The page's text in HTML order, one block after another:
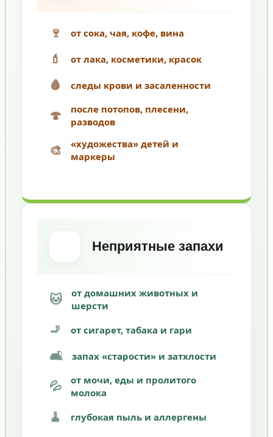
🍷 от сока, чая, кофе, вина
💄 от лака, косметики, красок
🩸 следы крови и засаленности
🍄
после потопов, плесени,
разводов
🎨
«художества» детей и
маркеры
Неприятные запахи
🐱
от домашних животных и
шерсти
🚬 от сигарет, табака и гари
🛋️ запах «старости» и затхлости
💦
от мочи, еды и пролитого
молока
🧹 глубокая пыль и аллергены